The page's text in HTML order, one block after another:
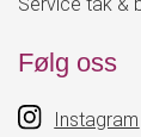
Følg oss
Instagram